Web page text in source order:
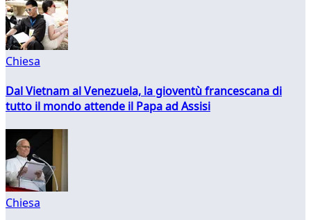
Chiesa
Dal Vietnam al Venezuela, la gioventù francescana di
tutto il mondo attende il Papa ad Assisi
Chiesa